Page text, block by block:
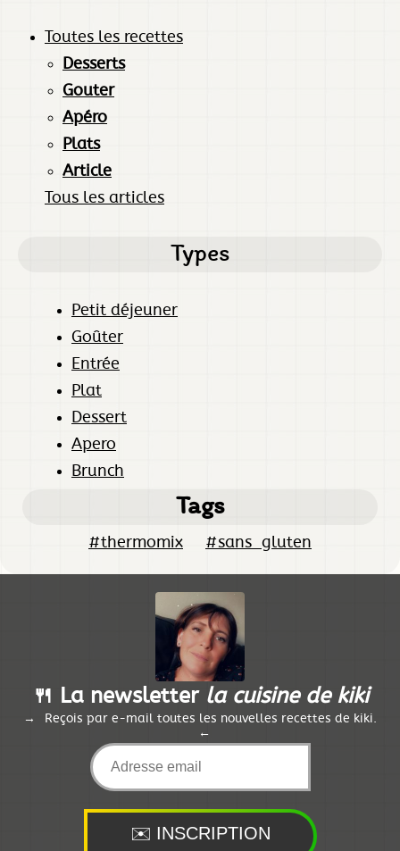
Toutes les recettes
Desserts
Gouter
Apéro
Plats
Article
Tous les articles
Types
Petit déjeuner
Goûter
Entrée
Plat
Dessert
Apero
Brunch
Tags
#thermomix #sans_gluten
🍴 La newsletter la cuisine de kiki
Reçois par e-mail toutes les nouvelles recettes de kiki.